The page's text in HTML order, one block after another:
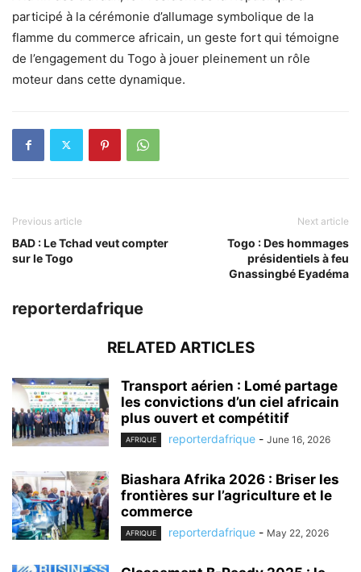
participé à la cérémonie d’allumage symbolique de la
flamme du commerce africain, un geste fort qui témoigne
de l’engagement du Togo à jouer pleinement un rôle
moteur dans cette dynamique.
Previous article
BAD : Le Tchad veut compter
sur le Togo
Next article
Togo : Des hommages
présidentiels à feu
Gnassingbé Eyadéma
reporterdafrique
RELATED ARTICLES
Transport aérien : Lomé partage
les convictions d’un ciel africain
plus ouvert et compétitif
AFRIQUE reporterdafrique - June 16, 2026
Biashara Afrika 2026 : Briser les
frontières sur l’agriculture et le
commerce
AFRIQUE reporterdafrique - May 22, 2026